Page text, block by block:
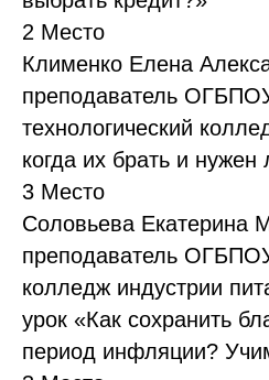
2 Место
Клименко Елена
преподаватель
технологический
когда их брать и нужен
3 Место
Соловьева Екатерина
преподаватель
колледж индустрии
урок «Как сохранить
период инфляции?